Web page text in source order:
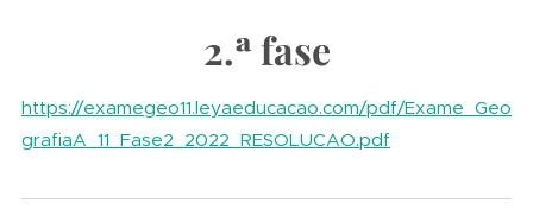
2.ª fase
https://examegeo11.leyaeducacao.com/pdf/Exame_Geo
grafiaA_11_Fase2_2022_RESOLUCAO.pdf